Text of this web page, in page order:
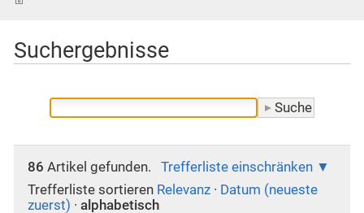
Suchergebnisse
86 Artikel gefunden.
Trefferliste einschränken
Trefferliste sortieren Relevanz · Datum (neueste
zuerst) · alphabetisch